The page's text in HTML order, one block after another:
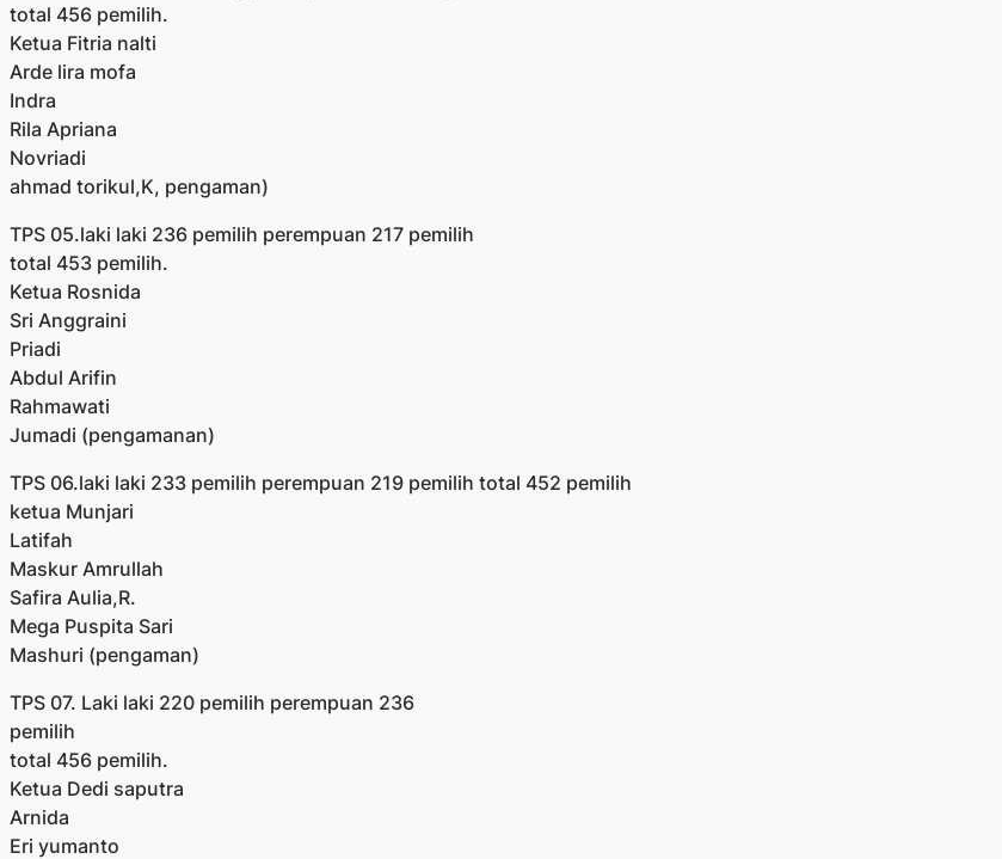
total 456 pemilih.
Ketua Fitria nalti
Arde lira mofa
Indra
Rila Apriana
Novriadi
ahmad torikul,K, pengaman)
TPS 05.laki laki 236 pemilih perempuan 217 pemilih
total 453 pemilih.
Ketua Rosnida
Sri Anggraini
Priadi
Abdul Arifin
Rahmawati
Jumadi (pengamanan)
TPS 06.laki laki 233 pemilih perempuan 219 pemilih total 452 pemilih
ketua Munjari
Latifah
Maskur Amrullah
Safira Aulia,R.
Mega Puspita Sari
Mashuri (pengaman)
TPS 07. Laki laki 220 pemilih perempuan 236
pemilih
total 456 pemilih.
Ketua Dedi saputra
Arnida
Eri yumanto